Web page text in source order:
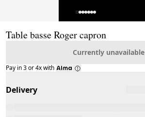
Table basse Roger capron
Currently unavailable
Pay in 3 or 4x with
Delivery